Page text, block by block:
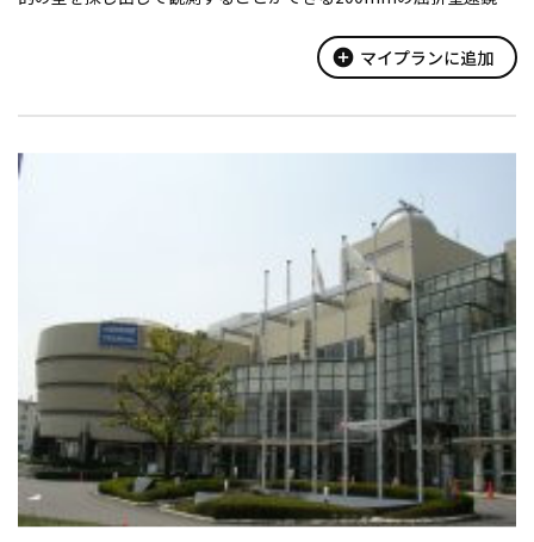
add_circle マイプランに追加